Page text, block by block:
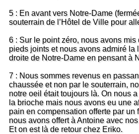
5 : En avant vers Notre-Dame
souterrain de l’Hôtel de Ville pour
6 : Sur le point zéro, nous avons
pieds joints et nous avons admiré la
droite de Notre-Dame en pensant à
7 : Nous sommes revenus en
chaussée et non par le souterrain,
notre oeil était toujours là. On nous
la brioche mais nous avons eu une
pain en compensation offerte par un
nous avons offert à Antoine avec
Et on est là de retour chez Eriko.